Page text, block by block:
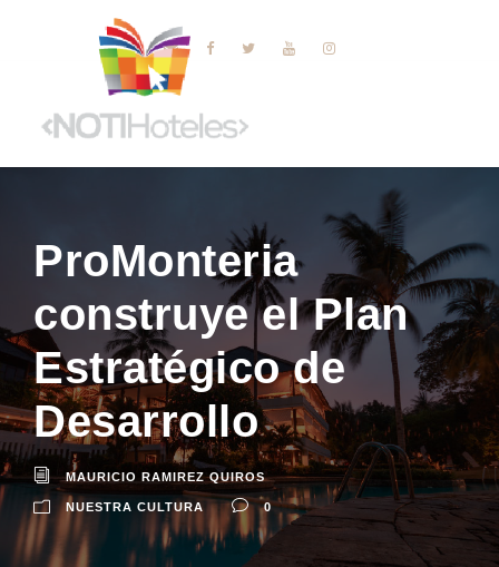
ProMonteria
construye el Plan
Estratégico de
Desarrollo
MAURICIO RAMIREZ QUIROS
NUESTRA CULTURA 0